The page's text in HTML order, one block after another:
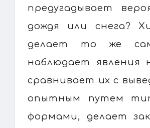
предугадывает
дождя или снега?
делает то же
наблюдает явления
сравнивает их с
опытным путем
формами, делает